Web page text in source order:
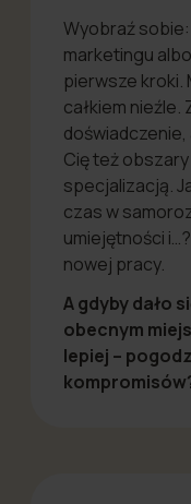
Wyobraź
marketingu
pierwsze kroki.
całkiem
Cię też
specjalizacją.
czas w
umiejętności
nowej pracy.
A gdyby dało
obecnym
lepiej –